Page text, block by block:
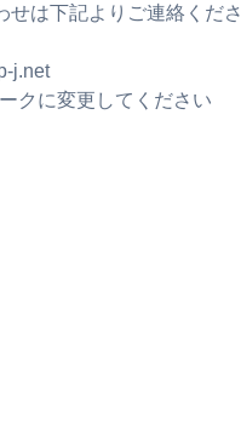
せは下記よりご連絡くださ
j.net
クに変更してください